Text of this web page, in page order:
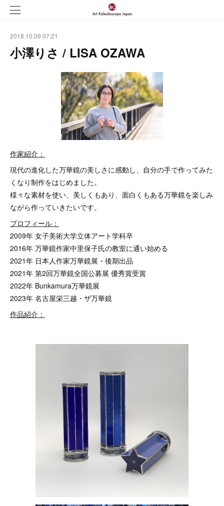
2018.10.09 07:21
小澤りさ / LISA OZAWA
作家紹介：
現代の進化した万華鏡の美しさに感動し、自分の手で作ってみた
くなり制作をはじめました。
様々な素材を使い、美しくもあり、面白くもある万華鏡を楽しみ
ながら作っていきたいです。
プロフィール：
2009年 女子美術大学立体アート学科卒
2016年 万華鏡作家中里保子氏の教室に通い始める
2021年 日本人作家万華鏡展・後期出品
2021年 第2回万華鏡全国公募展 優秀賞受賞
2022年 Bunkamura万華鏡展
2023年 名古屋栄三越・ザ万華鏡
作品紹介：